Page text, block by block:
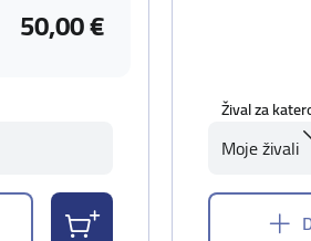
50,00 €
Žival za
Moje živali